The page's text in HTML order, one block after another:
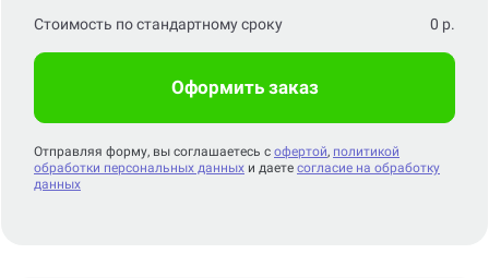
Стоимость по стандартному сроку 0 р.
Оформить заказ
Отправляя форму, вы соглашаетесь с офертой, политикой
обработки персональных данных и даете согласие на обработку
данных